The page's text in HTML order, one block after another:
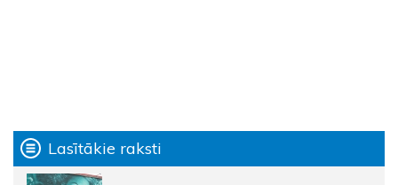
Lasītākie raksti